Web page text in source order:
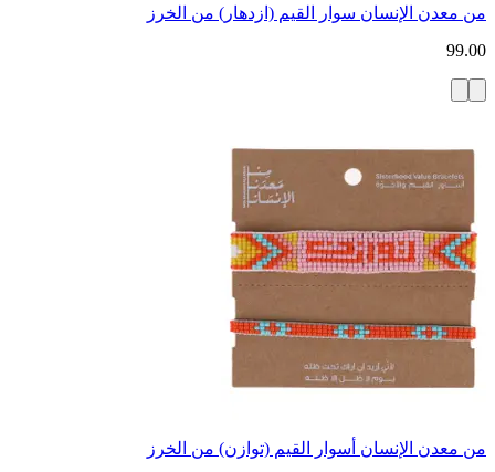
من معدن الإنسان سوار القيم (ازدهار) من الخرز
99.00
من معدن الإنسان أسوار القيم (توازن) من الخرز